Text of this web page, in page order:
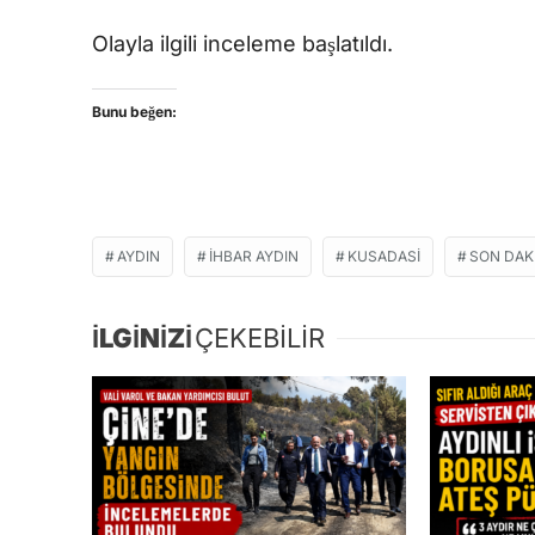
Olayla ilgili inceleme başlatıldı.
Bunu beğen:
AYDIN İHBAR AYDIN KUSADASI SON
İLGİNİZİÇEKEBİLİR